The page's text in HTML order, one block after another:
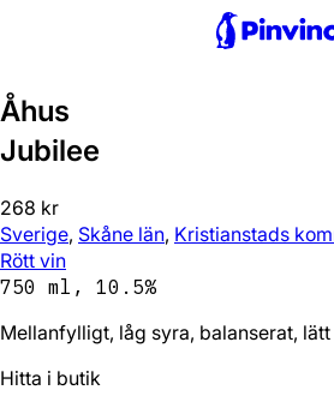
Åhus
Jubilee
268 kr
Sverige, Skåne län, Kristianstads
Rött vin
750 ml, 10.5%
Mellanfylligt, låg syra, balanserat,
Hitta i butik